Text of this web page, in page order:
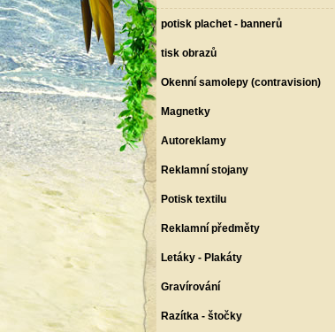
potisk plachet - bannerů
tisk obrazů
Okenní samolepy (contravision)
Magnetky
Autoreklamy
Reklamní stojany
Potisk textilu
Reklamní předměty
Letáky - Plakáty
Gravírování
Razítka - štočky